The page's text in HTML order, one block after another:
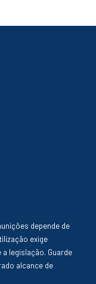
depende de
exige
legislação. Guarde
alcance de